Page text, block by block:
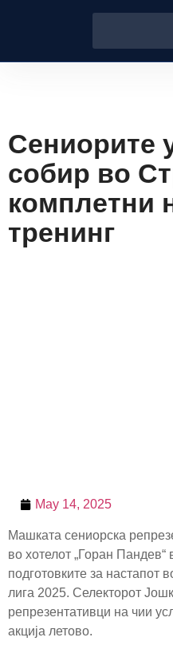
Сениорите
собир во
комплетни
тренинг
May 14, 2025
Машката сениорска
во хотелот „Горан
подготовките за настапот
лига 2025. Селекторот
репрезентативци на чии
акција летово.